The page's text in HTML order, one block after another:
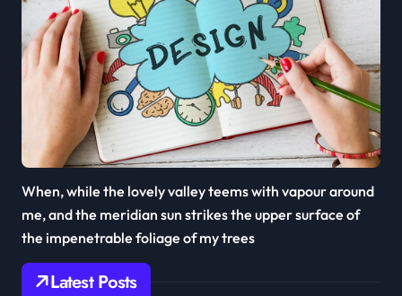
When, while the lovely valley teems with vapour around
me, and the meridian sun strikes the upper surface of
the impenetrable foliage of my trees
Latest Posts